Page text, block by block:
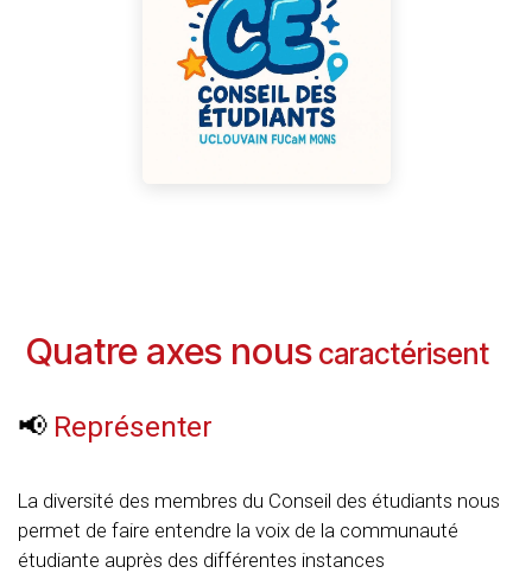
Quatre axes nous caractérisent
📢 Représenter
La diversité des membres du Conseil des étudiants nous
permet de faire entendre la voix de la communauté
étudiante auprès des différentes instances